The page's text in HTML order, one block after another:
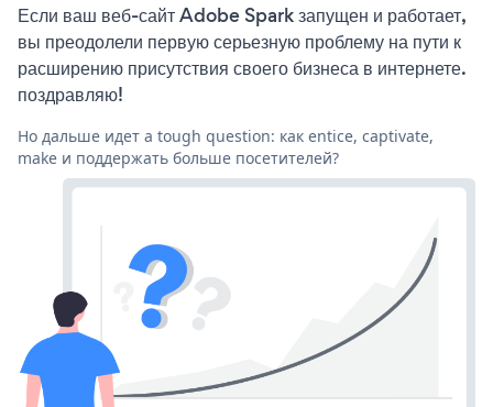
Если ваш веб-сайт Adobe Spark запущен и работает,
вы преодолели первую серьезную проблему на пути к
расширению присутствия своего бизнеса в интернете.
поздравляю!
Но дальше идет a tough question: как entice, captivate,
make и поддержать больше посетителей?